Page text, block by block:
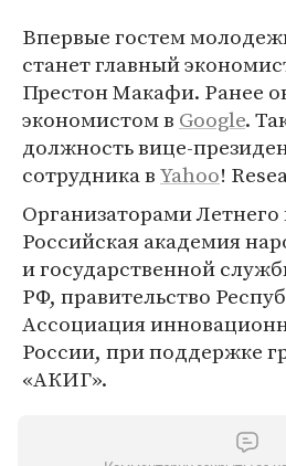
Впервые гостем
станет главный
Престон Макафи. Ранее
экономистом в Google.
должность вице-
сотрудника вYahoo!
Организаторами
Российская академия
и государственной
РФ, правительство
Ассоциация
России, при поддержке
«АКИГ».